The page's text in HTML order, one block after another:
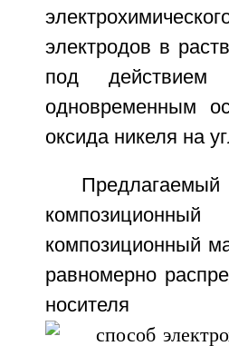
электродов в
под действием
одновременным
оксида никеля на
композиционный
равномерно
носителя